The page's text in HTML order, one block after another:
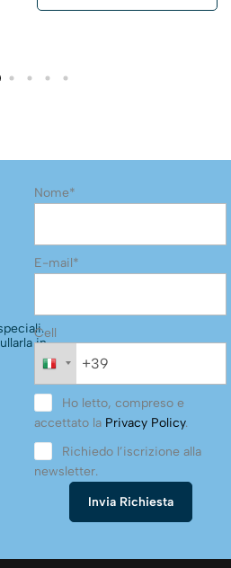
in
Nome*
E-mail*
Cell
Ho letto, compreso e
accettato la Privacy Policy.
Richiedo l’iscrizione alla
newsletter.